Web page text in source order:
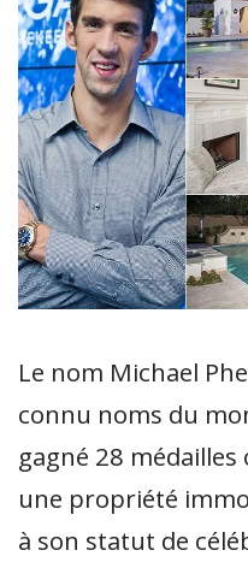
Le nom Michael
connu noms du
gagné 28
une propriété
à son statut de